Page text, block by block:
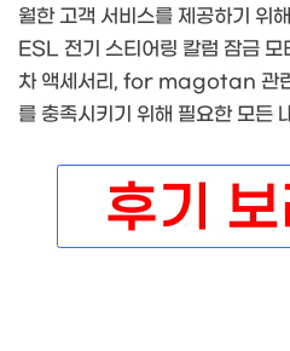
월한 고객 서비스를 제공하기 위
ESL 전기 스티어링 칼럼 잠금
차 액세서리, for magotan 관련
를 충족시키기 위해 필요한 모든